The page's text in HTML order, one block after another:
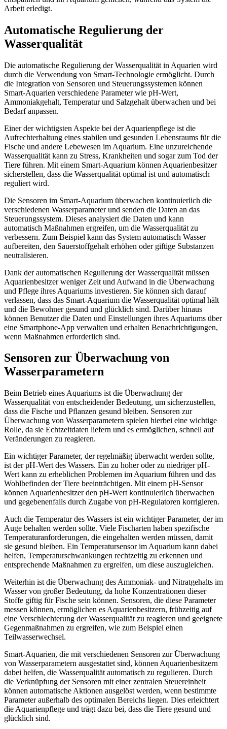
Arbeit erledigt.
Automatische Regulierung der
Wasserqualität
Die automatische Regulierung der Wasserqualität in Aquarien wird
durch die Verwendung von Smart-Technologie ermöglicht. Durch
die Integration von Sensoren und Steuerungssystemen können
Smart-Aquarien verschiedene Parameter wie pH-Wert,
Ammoniakgehalt, Temperatur und Salzgehalt überwachen und bei
Bedarf anpassen.
Einer der wichtigsten Aspekte bei der Aquarienpflege ist die
Aufrechterhaltung eines stabilen und gesunden Lebensraums für die
Fische und andere Lebewesen im Aquarium. Eine unzureichende
Wasserqualität kann zu Stress, Krankheiten und sogar zum Tod der
Tiere führen. Mit einem Smart-Aquarium können Aquarienbesitzer
sicherstellen, dass die Wasserqualität optimal ist und automatisch
reguliert wird.
Die Sensoren im Smart-Aquarium überwachen kontinuierlich die
verschiedenen Wasserparameter und senden die Daten an das
Steuerungssystem. Dieses analysiert die Daten und kann
automatisch Maßnahmen ergreifen, um die Wasserqualität zu
verbessern. Zum Beispiel kann das System automatisch Wasser
aufbereiten, den Sauerstoffgehalt erhöhen oder giftige Substanzen
neutralisieren.
Dank der automatischen Regulierung der Wasserqualität müssen
Aquarienbesitzer weniger Zeit und Aufwand in die Überwachung
und Pflege ihres Aquariums investieren. Sie können sich darauf
verlassen, dass das Smart-Aquarium die Wasserqualität optimal hält
und die Bewohner gesund und glücklich sind. Darüber hinaus
können Benutzer die Daten und Einstellungen ihres Aquariums über
eine Smartphone-App verwalten und erhalten Benachrichtigungen,
wenn Maßnahmen erforderlich sind.
Sensoren zur Überwachung von
Wasserparametern
Beim Betrieb eines Aquariums ist die Überwachung der
Wasserqualität von entscheidender Bedeutung, um sicherzustellen,
dass die Fische und Pflanzen gesund bleiben. Sensoren zur
Überwachung von Wasserparametern spielen hierbei eine wichtige
Rolle, da sie Echtzeitdaten liefern und es ermöglichen, schnell auf
Veränderungen zu reagieren.
Ein wichtiger Parameter, der regelmäßig überwacht werden sollte,
ist der pH-Wert des Wassers. Ein zu hoher oder zu niedriger pH-
Wert kann zu erheblichen Problemen im Aquarium führen und das
Wohlbefinden der Tiere beeinträchtigen. Mit einem pH-Sensor
können Aquarienbesitzer den pH-Wert kontinuierlich überwachen
und gegebenenfalls durch Zugabe von pH-Regulatoren korrigieren.
Auch die Temperatur des Wassers ist ein wichtiger Parameter, der im
Auge behalten werden sollte. Viele Fischarten haben spezifische
Temperaturanforderungen, die eingehalten werden müssen, damit
sie gesund bleiben. Ein Temperatursensor im Aquarium kann dabei
helfen, Temperaturschwankungen rechtzeitig zu erkennen und
entsprechende Maßnahmen zu ergreifen, um diese auszugleichen.
Weiterhin ist die Überwachung des Ammoniak- und Nitratgehalts im
Wasser von großer Bedeutung, da hohe Konzentrationen dieser
Stoffe giftig für Fische sein können. Sensoren, die diese Parameter
messen können, ermöglichen es Aquarienbesitzern, frühzeitig auf
eine Verschlechterung der Wasserqualität zu reagieren und geeignete
Gegenmaßnahmen zu ergreifen, wie zum Beispiel einen
Teilwasserwechsel.
Smart-Aquarien, die mit verschiedenen Sensoren zur Überwachung
von Wasserparametern ausgestattet sind, können Aquarienbesitzern
dabei helfen, die Wasserqualität automatisch zu regulieren. Durch
die Verknüpfung der Sensoren mit einer zentralen Steuereinheit
können automatische Aktionen ausgelöst werden, wenn bestimmte
Parameter außerhalb des optimalen Bereichs liegen. Dies erleichtert
die Aquarienpflege und trägt dazu bei, dass die Tiere gesund und
glücklich sind.